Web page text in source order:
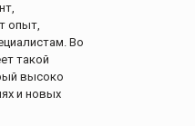
опыт,
Во
такой
высоко
и новых